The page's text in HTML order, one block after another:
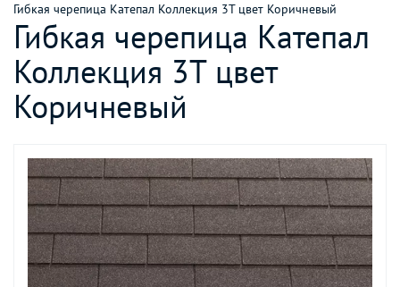
Гибкая черепица Катепал Коллекция 3T цвет Коричневый
Гибкая черепица Катепал
Коллекция 3T цвет
Коричневый